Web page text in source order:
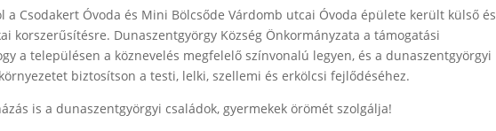
Csodakert Óvoda és Mini Bölcsőde Várdomb utcai Óvoda épülete került külső és
korszerűsítésre. Dunaszentgyörgy Község Önkormányzata a támogatási
a településen a köznevelés megfelelő színvonalú legyen, és a dunaszentgyörgyi
biztosítson a testi, lelki, szellemi és erkölcsi fejlődéséhez.
is a dunaszentgyörgyi családok, gyermekek örömét szolgálja!